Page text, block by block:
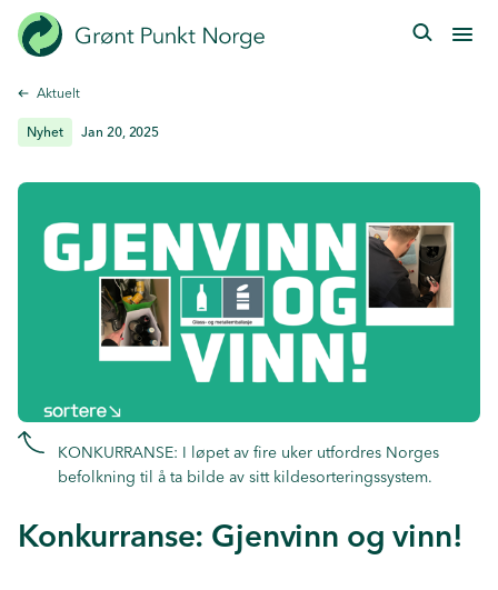
Hopp
til
Aktuelt
Nyhet Jan 20, 2025
KONKURRANSE: I løpet av fire uker utfordres Norges
befolkning til å ta bilde av sitt kildesorteringssystem.
Konkurranse: Gjenvinn og vinn!